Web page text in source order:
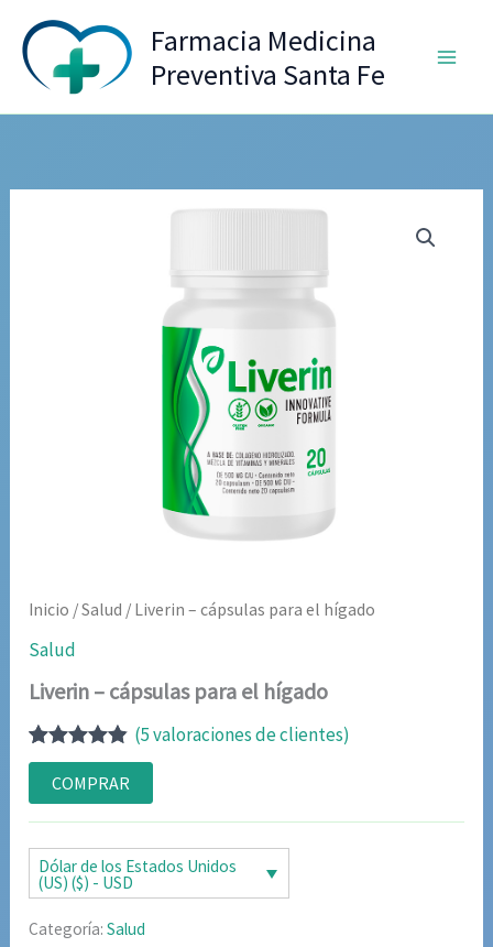
contenido
Farmacia Medicina
Preventiva Santa Fe
Inicio /Salud / Liverin – cápsulas para el hígado
Salud
Liverin – cápsulas para el hígado
Valorado
con4.80de
5 en base
a
5
de clientes
(5valoraciones de clientes)
COMPRAR
Dólar de los Estados Unidos
(US) ($) - USD
Categoría:Salud